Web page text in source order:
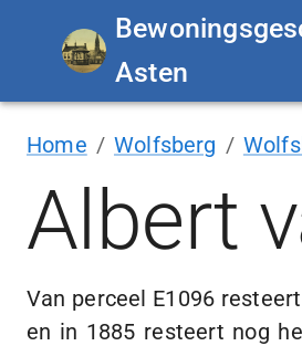
Asten
Home / Wolfsberg /
Albert
Van perceel E1096
en in 1885 resteert nog